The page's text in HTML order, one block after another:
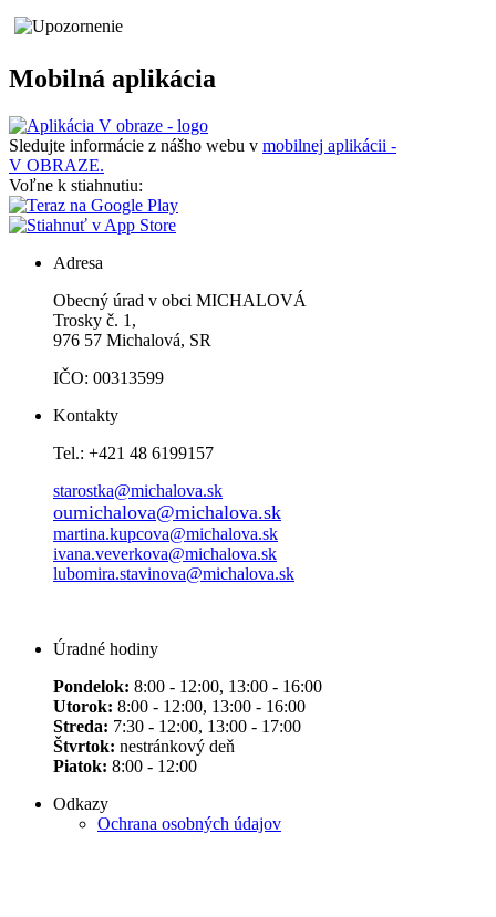
Mobilná aplikácia
Sledujte informácie z nášho webu v mobilnej aplikácii -
V OBRAZE.
Voľne k stiahnutiu:
Adresa
Obecný úrad v obci MICHALOVÁ
Trosky č. 1,
976 57 Michalová, SR
IČO: 00313599
Kontakty
Tel.: +421 48 6199157
starostka@michalova.sk
oumichalova@michalova.sk
martina.kupcova@michalova.sk
ivana.veverkova@michalova.sk
lubomira.stavinova@michalova.sk
Úradné hodiny
Pondelok: 8:00 - 12:00, 13:00 - 16:00
Utorok: 8:00 - 12:00, 13:00 - 16:00
Streda: 7:30 - 12:00, 13:00 - 17:00
Štvrtok: nestránkový deň
Piatok: 8:00 - 12:00
Odkazy
Ochrana osobných údajov